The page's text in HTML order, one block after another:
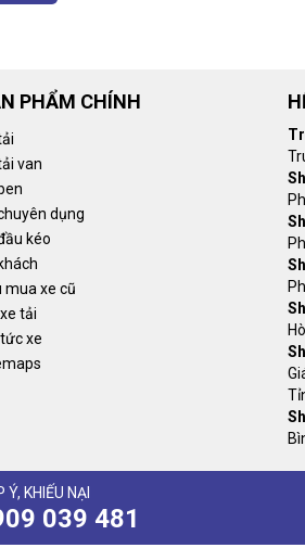
dụng tại Ô tô An Sương
là loại xe được sản xuất dựa trên
dụng để phục vụ cho những nhu
nạp liệu, xe xúc lật, máy xúc đào, xe
PHẨM CHÍNH
van
dụng
kéo
mua xe cũ
tải
xe
Ý, KHIẾU NẠI
039 481